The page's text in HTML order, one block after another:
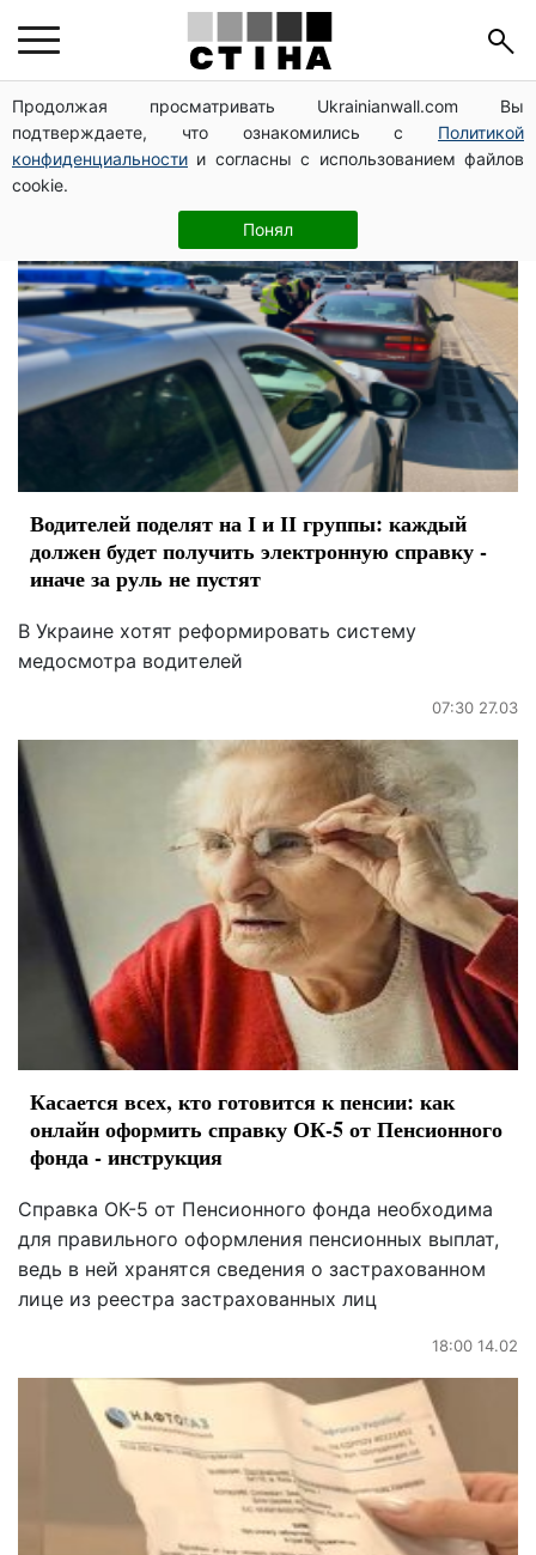
Продолжая просматривать Ukrainianwall.com Вы
подтверждаете, что ознакомились с Политикой
конфиденциальности и согласны с использованием файлов
cookie.
Понял
справка
Водителей поделят на І и ІІ группы: каждый
должен будет получить электронную справку -
иначе за руль не пустят
В Украине хотят реформировать систему
медосмотра водителей
07:30 27.03
Касается всех, кто готовится к пенсии: как
онлайн оформить справку ОК-5 от Пенсионного
фонда - инструкция
Справка ОК-5 от Пенсионного фонда необходима
для правильного оформления пенсионных выплат,
ведь в ней хранятся сведения о застрахованном
лице из реестра застрахованных лиц
18:00 14.02